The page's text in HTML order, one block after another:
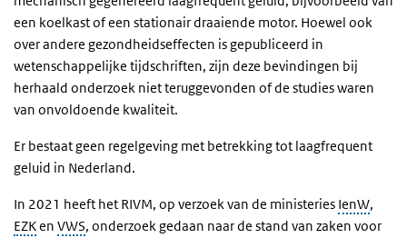
een koelkast of een stationair draaiende motor. Hoewel ook
over andere gezondheidseffecten is gepubliceerd in
wetenschappelijke tijdschriften, zijn deze bevindingen bij
herhaald onderzoek niet teruggevonden of de studies waren
van onvoldoende kwaliteit.
Er bestaat geen regelgeving met betrekking tot laagfrequent
geluid in Nederland.
In 2021 heeft het RIVM, op verzoek van de ministeries IenW,
EZKen VWS, onderzoek gedaan naar de stand van zaken voor